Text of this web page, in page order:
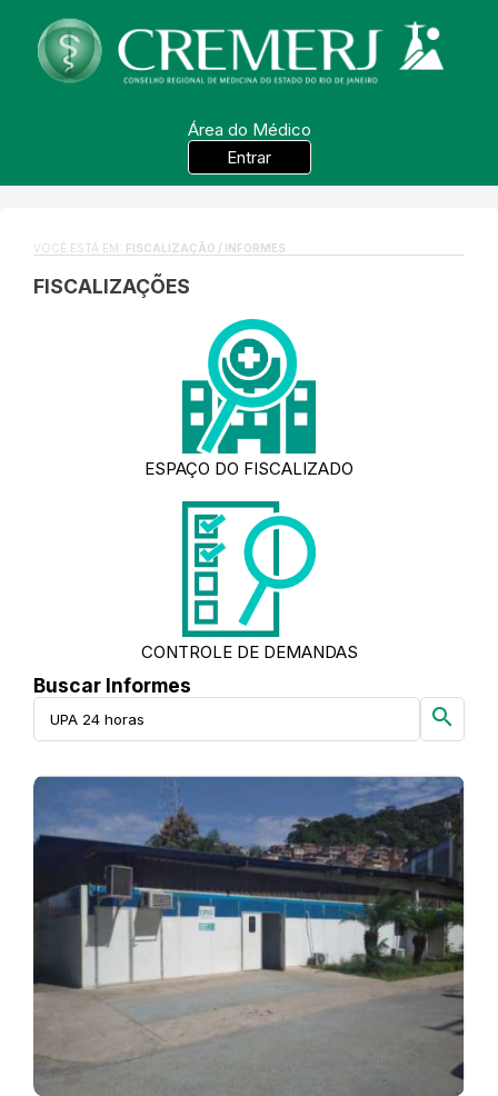
Área do Médico
Entrar
VOCÊ ESTÁ EM: FISCALIZAÇÃO / INFORMES
FISCALIZAÇÕES
ESPAÇO DO FISCALIZADO
CONTROLE DE DEMANDAS
Buscar Informes
search